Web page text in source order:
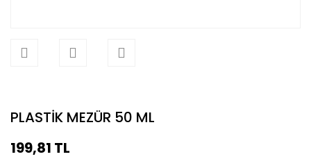
PLASTİK MEZÜR 50 ML
199,81 TL